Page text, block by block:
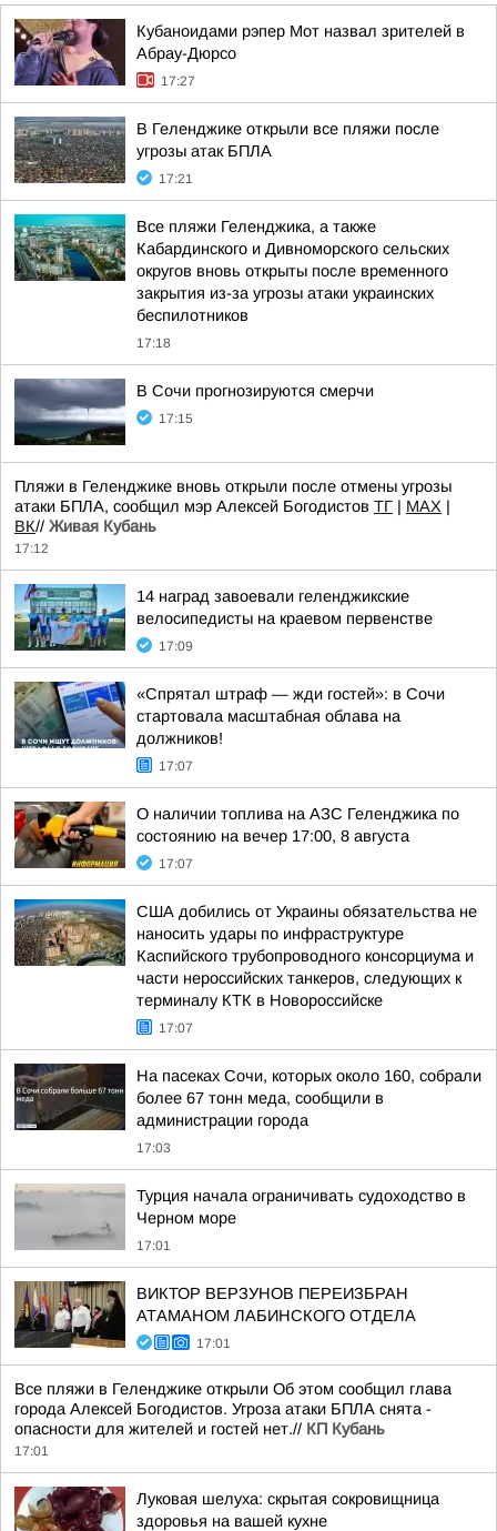
Кубаноидами рэпер Мот назвал зрителей в
Абрау-Дюрсо
17:27
В Геленджике открыли все пляжи после
угрозы атак БПЛА
17:21
Все пляжи Геленджика, а также
Кабардинского и Дивноморского сельских
округов вновь открыты после временного
закрытия из-за угрозы атаки украинских
беспилотников
17:18
В Сочи прогнозируются смерчи
17:15
Пляжи в Геленджике вновь открыли после отмены угрозы
атаки БПЛА, сообщил мэр Алексей Богодистов TГ | MAX |
ВК// Живая Кубань
17:12
14 наград завоевали геленджикские
велосипедисты на краевом первенстве
17:09
«Спрятал штраф — жди гостей»: в Сочи
стартовала масштабная облава на
должников!
17:07
О наличии топлива на АЗС Геленджика по
состоянию на вечер 17:00, 8 августа
17:07
США добились от Украины обязательства не
наносить удары по инфраструктуре
Каспийского трубопроводного консорциума и
части нероссийских танкеров, следующих к
терминалу КТК в Новороссийске
17:07
На пасеках Сочи, которых около 160, собрали
более 67 тонн меда, сообщили в
администрации города
17:03
Турция начала ограничивать судоходство в
Черном море
17:01
ВИКТОР ВЕРЗУНОВ ПЕРЕИЗБРАН
АТАМАНОМ ЛАБИНСКОГО ОТДЕЛА
17:01
Все пляжи в Геленджике открыли Об этом сообщил глава
города Алексей Богодистов. Угроза атаки БПЛА снята -
опасности для жителей и гостей нет.// КП Кубань
17:01
Луковая шелуха: скрытая сокровищница
здоровья на вашей кухне